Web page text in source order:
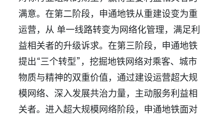
满意。在第二阶段，申通地铁从重建设变为重
运营，从 单一线路转变为网络化管理，满足利
益相关者的升级诉求。在第三阶段，申通地铁
提出“三个转型”，挖掘地铁网络对乘客、城市
物质与精神的双重价值，通过建设运营超大规
模网络、深入发展共治力量，主动服务利益相
关者。进入超大规模网络阶段，申通地铁面对